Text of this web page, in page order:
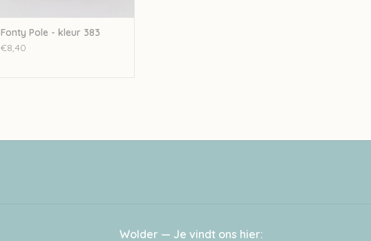
Fonty Pole - kleur 383
€8,40
Wolder — Je vindt ons hier: